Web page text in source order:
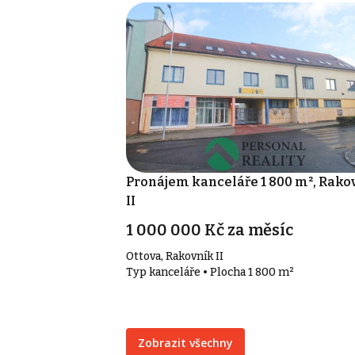
Pronájem kanceláře 1 800 m²,
II
1 000 000 Kč za měsíc
Ottova, Rakovník II
Typ kanceláře • Plocha 1 800 m²
Zobrazit všechny